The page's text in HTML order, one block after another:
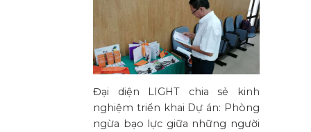
Đại diện LIGHT chia sẻ kinh
nghiệm triển khai Dự án: Phòng
ngừa bạo lực giữa những người